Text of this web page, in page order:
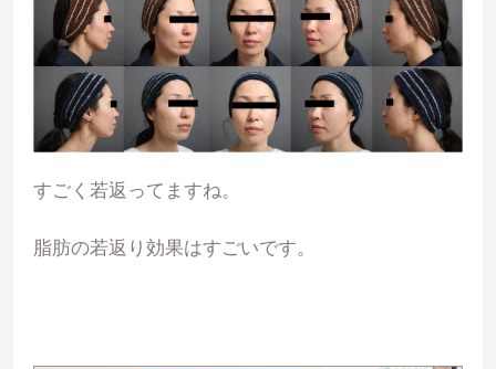
すごく若返ってますね。
脂肪の若返り効果はすごいです。